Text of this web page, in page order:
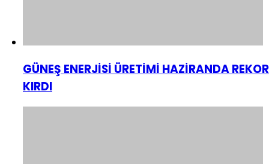
GÜNEŞ ENERJİSİ ÜRETİMİ HAZİRANDA REKOR
KIRDI